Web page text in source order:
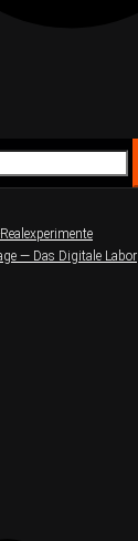
— Das Digitale Labor